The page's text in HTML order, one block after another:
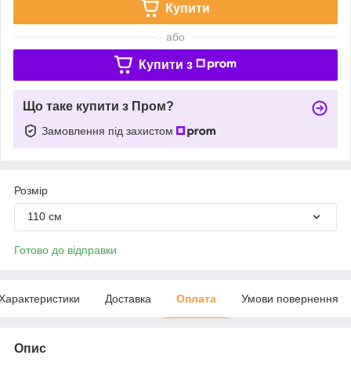
Купити
або
Купити з
Що таке купити з Пром?
Замовлення під захистом
Розмір
110 см
Готово до відправки
Доставка Оплата Умови повернення
Опис